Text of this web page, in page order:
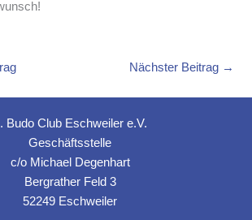
Nächster Beitrag →
Budo Club Eschweiler e.V.
Geschäftsstelle
c/o Michael Degenhart
Bergrather Feld 3
52249 Eschweiler